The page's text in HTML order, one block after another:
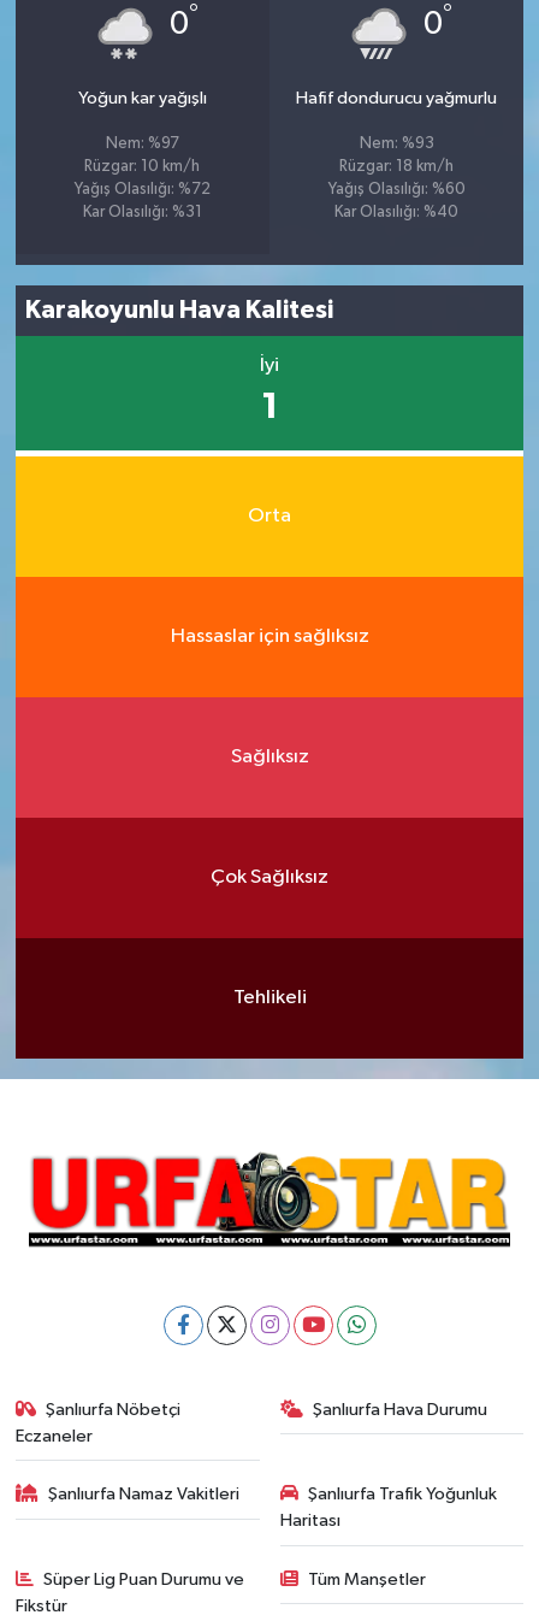
0°
Yoğun kar yağışlı
Nem: %97
Rüzgar: 10 km/h
Yağış Olasılığı: %72
Kar Olasılığı: %31
0°
Hafif dondurucu yağmurlu
Nem: %93
Rüzgar: 18 km/h
Yağış Olasılığı: %60
Kar Olasılığı: %40
Karakoyunlu Hava Kalitesi
İyi
1
Orta
Hassaslar için sağlıksız
Sağlıksız
Çok Sağlıksız
Tehlikeli
Şanlıurfa Nöbetçi
Eczaneler
Şanlıurfa Hava Durumu
Şanlıurfa Namaz Vakitleri
Şanlıurfa Trafik Yoğunluk
Haritası
Süper Lig Puan Durumu ve
Fikstür
Tüm Manşetler